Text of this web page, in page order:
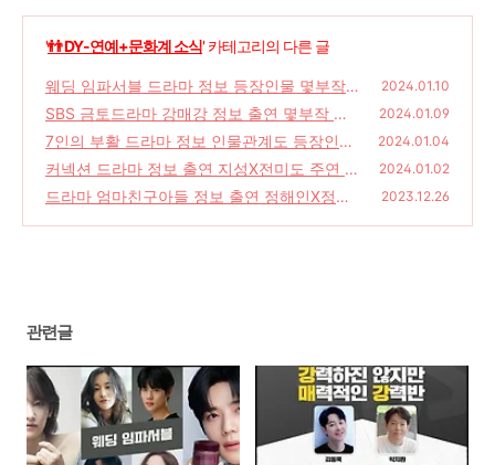
'👬 DY-연예+문화계 소식' 카테고리의 다른 글
웨딩 임파서블 드라마 정보 등장인물 몇부작
촬영지 웹소설 웹툰 원작드라마
(221)
2024.01.10
SBS 금토드라마 강매강 정보 출연 몇부작 줄
거리
(220)
2024.01.09
7인의 부활 드라마 정보 인물관계도 등장인물
몇부작
(192)
2024.01.04
커넥션 드라마 정보 출연 지성X전미도 주연 드
라마 줄거리 커넥션 뜻
(185)
2024.01.02
드라마 엄마친구아들 정보 출연 정해인X정소
2023.12.26
관련글